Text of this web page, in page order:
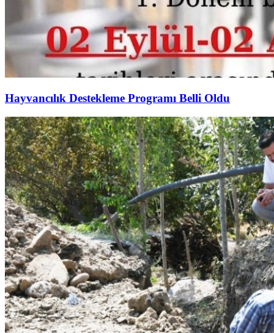
Hayvancılık Destekleme Programı Belli Oldu